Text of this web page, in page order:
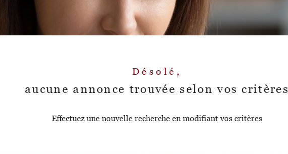
Désolé,
aucune annonce trouvée selon vos critères
Effectuez une nouvelle recherche en modifiant vos critères